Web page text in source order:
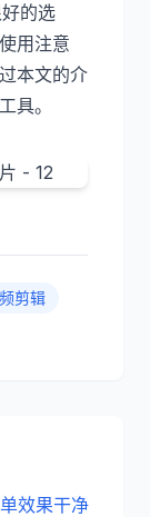
的选
用注意
本文的介
具。
剪辑
效果干净